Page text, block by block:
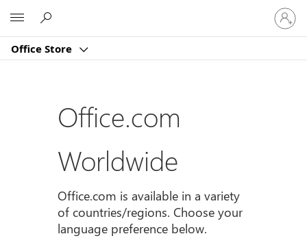
Office Store
Sign
in
to
account
Office.com
Worldwide
Office.com is available in a variety
of countries/regions. Choose your
language preference below.